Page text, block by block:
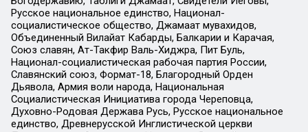
Русское национальное единство, Национал-
социалистическое общество, Джамаат мувахидов,
Объединенный Вилайат Кабарды, Балкарии и Карачая,
Союз славян, Ат-Такфир Валь-Хиджра, Пит Буль,
Национал-социалистическая рабочая партия России,
Славянский союз, Формат-18, Благородный Орден
Дьявола, Армия воли народа, Национальная
Социалистическая Инициатива города Череповца,
Духовно-Родовая Держава Русь, Русское национальное
единство, Древнерусской Инглистической церкви